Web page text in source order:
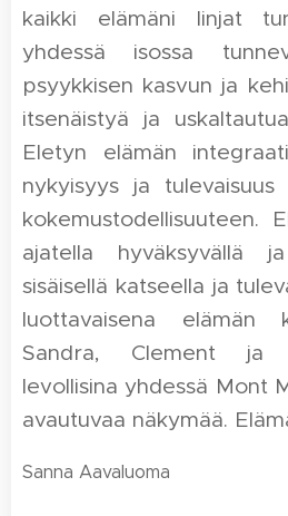
kaikki elämäni linjat
yhdessä isossa
psyykkisen kasvun ja
itsenäistyä ja
Eletyn elämän
nykyisyys ja tulevaisuus
kokemustodellisuuteen.
ajatella hyväksyvällä
sisäisellä katseella ja
luottavaisena elämän
Sandra, Clement ja
levollisina yhdessä Mont
avautuvaa näkymää.
Sanna Aavaluoma